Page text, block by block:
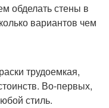
обделать стены в
вариантов чем
трудоемкая,
Во-первых,
стиль.